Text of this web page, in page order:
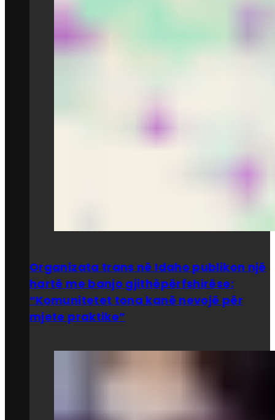
Organizata trans në Idaho publikon një
hartë me banjo gjithëpërfshirëse:
“Komunitetet tona kanë nevojë për
mjete praktike”